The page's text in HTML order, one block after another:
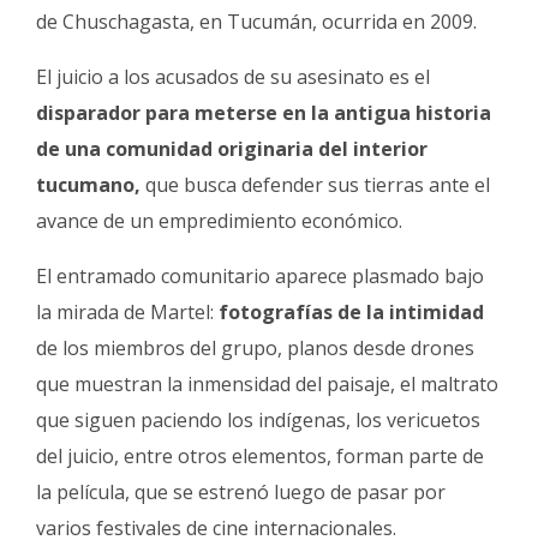
de Chuschagasta, en Tucumán, ocurrida en 2009.
El juicio a los acusados de su asesinato es el
disparador para meterse en la antigua historia
de una comunidad originaria del interior
tucumano, que busca defender sus tierras ante el
avance de un empredimiento económico.
El entramado comunitario aparece plasmado bajo
la mirada de Martel: fotografías de la intimidad
de los miembros del grupo, planos desde drones
que muestran la inmensidad del paisaje, el maltrato
que siguen paciendo los indígenas, los vericuetos
del juicio, entre otros elementos, forman parte de
la película, que se estrenó luego de pasar por
varios festivales de cine internacionales.